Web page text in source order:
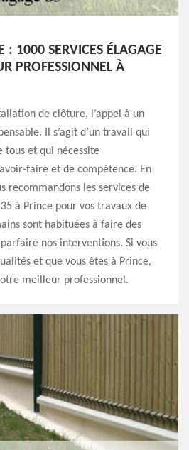
: 1000 SERVICES ÉLAGAGE
PROFESSIONNEL À
de clôture, l’appel à un
Il s’agit d’un travail qui
tous et qui nécessite
faire et de compétence. En
recommandons les services de
à Prince pour vos travaux de
sont habituées à faire des
nos interventions. Si vous
et que vous êtes à Prince,
meilleur professionnel.